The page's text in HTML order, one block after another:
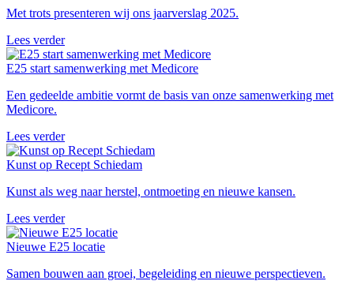
Met trots presenteren wij ons jaarverslag 2025.
Lees verder
E25 start samenwerking met Medicore
Een gedeelde ambitie vormt de basis van onze samenwerking met
Medicore.
Lees verder
Kunst op Recept Schiedam
Kunst als weg naar herstel, ontmoeting en nieuwe kansen.
Lees verder
Nieuwe E25 locatie
Samen bouwen aan groei, begeleiding en nieuwe perspectieven.